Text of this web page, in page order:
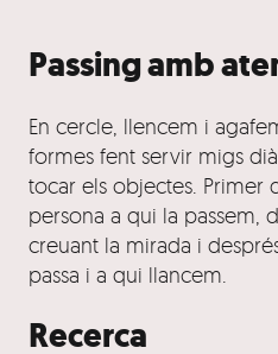
Passing amb
En cercle, llencem i
formes fent servir migs
tocar els objectes. Primer
persona a qui la passem,
creuant la mirada i
passa i a qui llancem.
Recerca